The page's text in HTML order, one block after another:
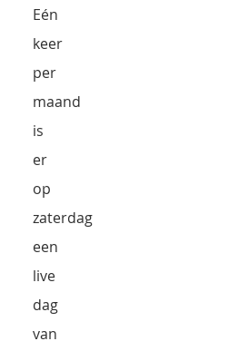
Eén
keer
per
maand
is
er
op
zaterdag
een
live
dag
van